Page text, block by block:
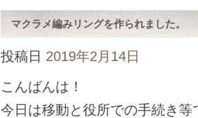
マクラメ編みリングを作られました。
投稿日 2019年2月14日
こんばんは！
今日は移動と役所での手続き